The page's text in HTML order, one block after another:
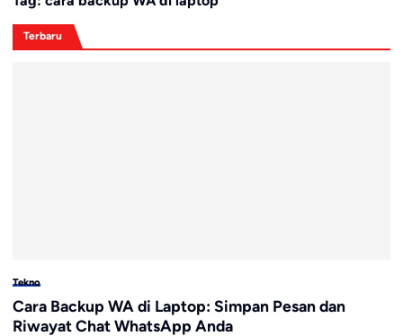
Terbaru
Tekno
Cara Backup WA di Laptop: Simpan Pesan dan
Riwayat Chat WhatsApp Anda